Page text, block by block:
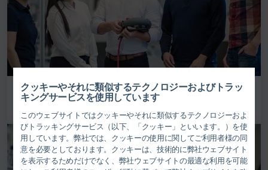
クッキーやそれに類似するテクノロジーおよびトラッ
キングサービスを使用しています
このウェブサイトではクッキーやそれに類似するテクノロジーおよ
びトラッキングサービス（以下、「クッキー」といいます。）を使
用しています。弊社では、クッキーの使用に関してご利用者様の同
意を必要としております。クッキーは、技術的に弊社ウェブサイト
を表示するためだけでなく、弊社ウェブサイトの最適な利用を可能
Dürrのトレーニング